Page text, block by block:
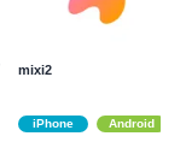
mixi2
iPhone Android